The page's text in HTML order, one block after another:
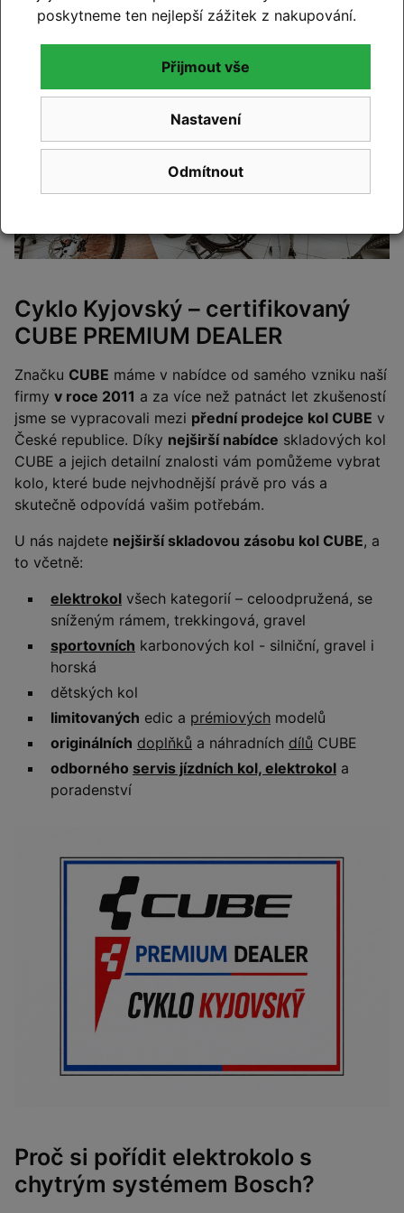
Cyklo Kyjovský – certifikovaný
CUBE PREMIUM DEALER
Značku CUBE máme v nabídce od samého vzniku naší
firmy v roce 2011 a za více než patnáct let zkušeností
jsme se vypracovali mezi přední prodejce kol CUBE v
České republice. Díky nejširší nabídce skladových kol
CUBE a jejich detailní znalosti vám pomůžeme vybrat
kolo, které bude nejvhodnější právě pro vás a
skutečně odpovídá vašim potřebám.
U nás najdete nejširší skladovou zásobu kol CUBE, a
to včetně:
elektrokol všech kategorií – celoodpružená, se
sníženým rámem, trekkingová, gravel
sportovních karbonových kol - silniční, gravel i
horská
dětských kol
limitovaných edic a prémiových modelů
originálních doplňků a náhradních dílů CUBE
odborného servis jízdních kol, elektrokol a
poradenství
Proč si pořídit elektrokolo s
chytrým systémem Bosch?
poskytneme ten nejlepší zážitek z nakupování.
Odmítnout
Nastavení
Přijmout vše